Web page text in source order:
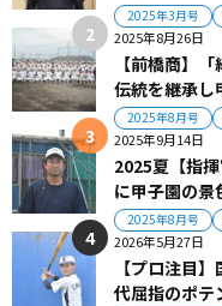
2025年3月号
2025年8月26日
【前橋商】
伝統を継承し
2025年8月号
2025年9月14日
2025夏【指
に甲子園の景
2025年8月号
2026年5月27日
【プロ注目
代屈指のポテ